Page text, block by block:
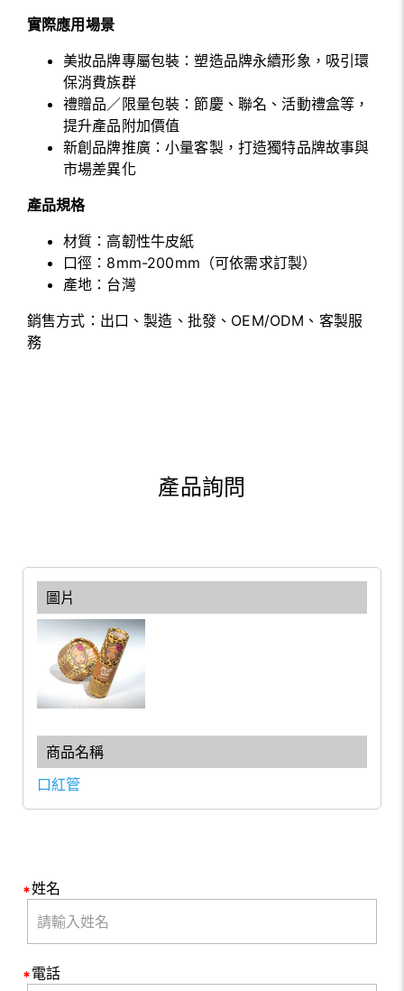
實際應用場景
美妝品牌專屬包裝：塑造品牌永續形象，吸引環
保消費族群
禮贈品／限量包裝：節慶、聯名、活動禮盒等，
提升產品附加價值
新創品牌推廣：小量客製，打造獨特品牌故事與
市場差異化
產品規格
材質：高韌性牛皮紙
口徑：8mm-200mm（可依需求訂製）
產地：台灣
銷售方式：出口、製造、批發、OEM/ODM、客製服
務
產品詢問
口紅管
姓名
電話